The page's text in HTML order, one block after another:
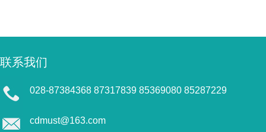
联系我们
028-87384368 87317839 85369080 85287229
cdmust@163.com